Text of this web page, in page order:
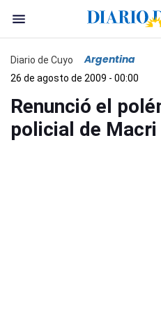
Diario de Cuyo Argentina
26 de agosto de 2009 - 00:00
Renunció el
policial de Macri